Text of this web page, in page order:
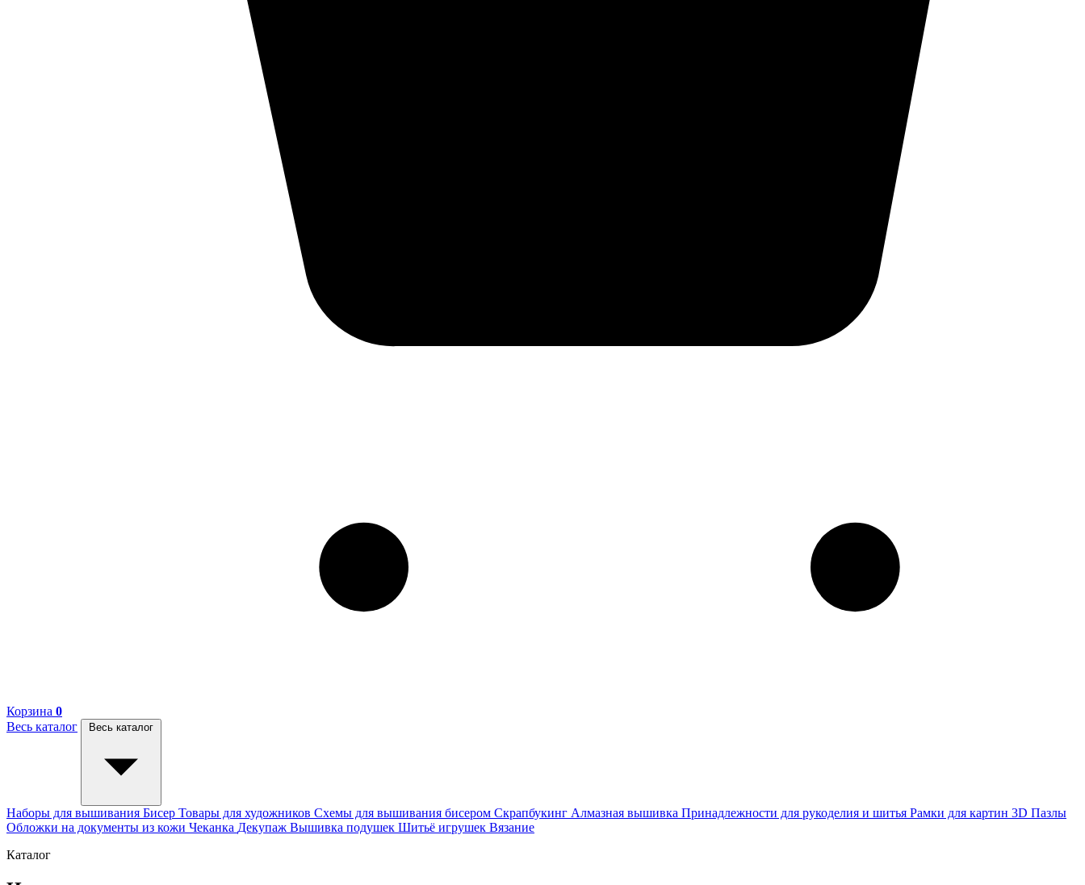
Корзина 0
Весь каталог
Весь каталог
Наборы для вышивания Бисер Товары для художников Схемы для вышивания бисером Скрапбукинг Алмазная вышивка Принадлежности для рукоделия и шитья Рамки для картин 3D Пазлы
Обложки на документы из кожи Чеканка Декупаж Вышивка подушек Шитьё игрушек Вязание
Каталог